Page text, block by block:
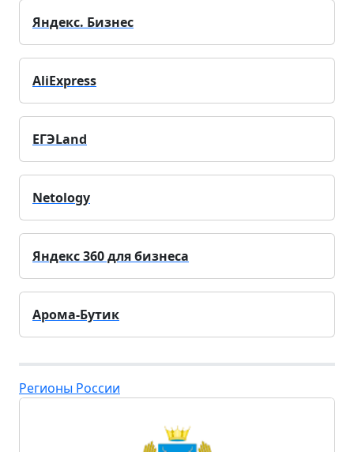
Яндекс. Бизнес
AliExpress
ЕГЭLand
Netology
Яндекс 360 для бизнеса
Арома-Бутик
Регионы России